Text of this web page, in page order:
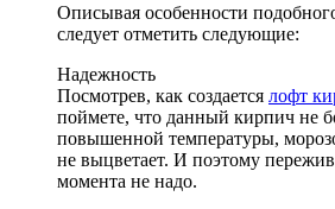
Описывая особенности
следует отметить следующие:
Надежность
Посмотрев, как создается лофт
поймете, что данный кирпич не
повышенной температуры,
не выцветает. И поэтому
момента не надо.